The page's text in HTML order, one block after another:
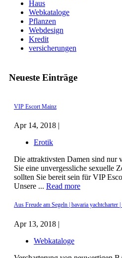
Haus
Webkataloge
Pflanzen
Webdesign
Kredit
versicherungen
Neueste Einträge
VIP Escort Mainz
Apr 14, 2018 |
Erotik
Die attraktivsten Damen sind nur
Sie eine unvergessliche sexuelle
sollten Sie bereit sein für VIP
Unsere ... Read more
Aus Freude am Segeln | bavaria yachtcharter |
Apr 13, 2018 |
Webkataloge